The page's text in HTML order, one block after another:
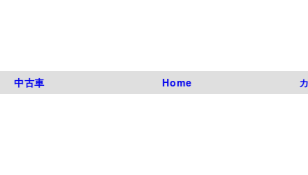
中古車 Home